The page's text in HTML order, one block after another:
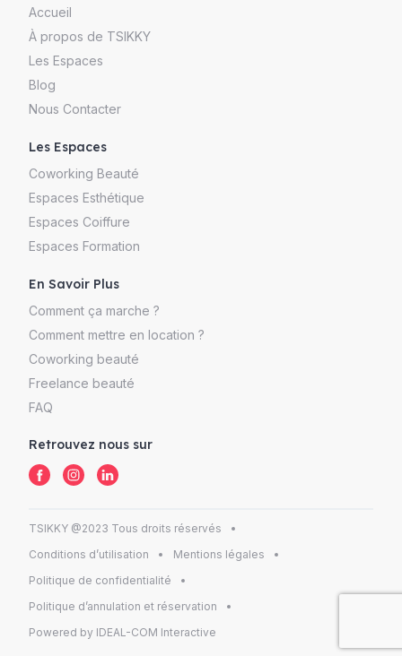
Accueil
À propos de TSIKKY
Les Espaces
Blog
Nous Contacter
Les Espaces
Coworking Beauté
Espaces Esthétique
Espaces Coiffure
Espaces Formation
En Savoir Plus
Comment ça marche ?
Comment mettre en location ?
Coworking beauté
Freelance beauté
FAQ
Retrouvez nous sur
TSIKKY @2023 Tous droits réservés
Conditions d’utilisation
Mentions légales
Politique de confidentialité
Politique d’annulation et réservation
Powered by IDEAL-COM Interactive